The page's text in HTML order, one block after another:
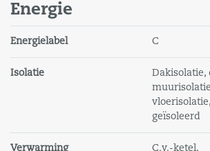
Energie
Energielabel C
Isolatie
Dakisolatie,
geïsoleerd
Verwarming C.v.-ketel,